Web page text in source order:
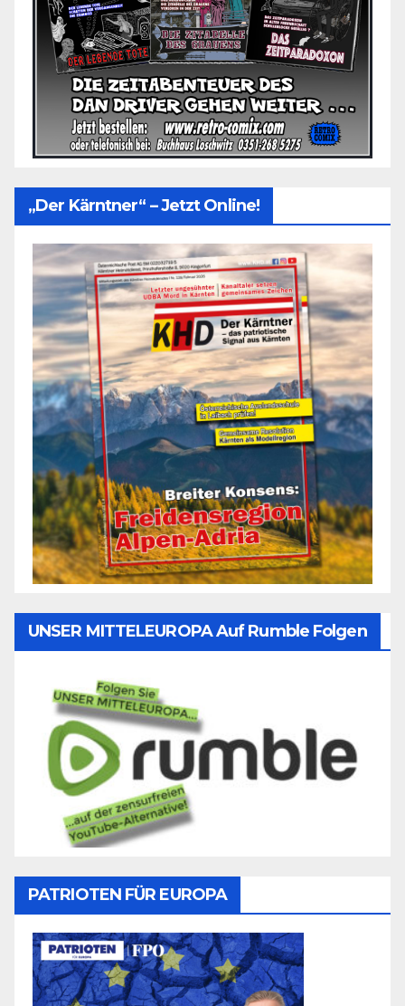
„Der Kärntner“ – Jetzt Online!
UNSER MITTELEUROPA Auf Rumble Folgen
PATRIOTEN FÜR EUROPA